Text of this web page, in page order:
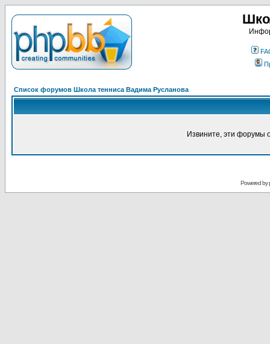
Список форумов Школа тенниса Вадима Русланова
Извините, эти форумы
Powered by